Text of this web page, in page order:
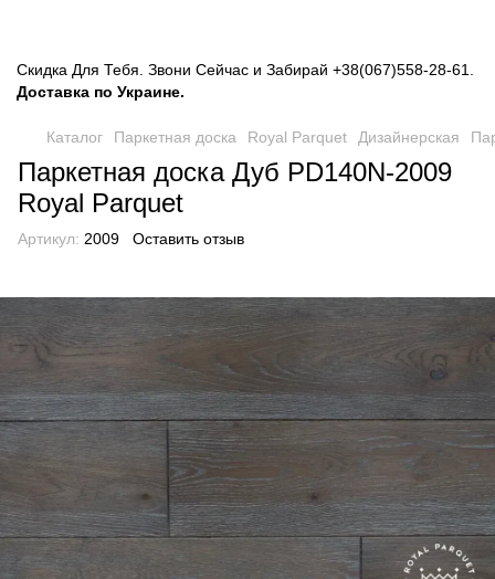
Скидка Для Тебя. Звони Сейчас и Забирай +38(067)558-28-61
Доставка по Украине.
Каталог Паркетная доска Royal Parquet Дизайнерская
Паркетная доска Дуб PD140N-2009
Royal Parquet
Артикул: 2009 Оставить отзыв